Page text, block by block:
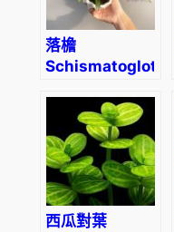
落檐
Schismatoglottis
西瓜對葉